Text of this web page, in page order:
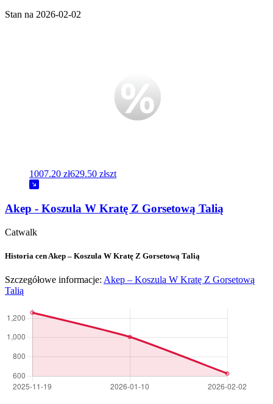
Stan na 2026-02-02
1007.20 zł629.50 złszt
Akep - Koszula W Kratę Z Gorsetową Talią
Catwalk
Historia cen Akep – Koszula W Kratę Z Gorsetową Talią
Szczegółowe informacje: Akep – Koszula W Kratę Z Gorsetową
Talią